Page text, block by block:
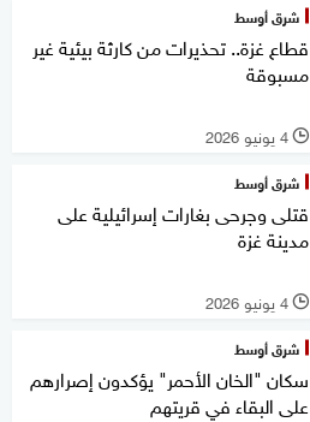
شرق أوسط
قطاع غزة.. تحذيرات من كارثة بيئية غير
مسبوقة
l 4 يونيو 2026
شرق أوسط
قتلى وجرحى بغارات إسرائيلية على
مدينة غزة
l 4 يونيو 2026
شرق أوسط
سكان "الخان الأحمر" يؤكدون إصرارهم
على البقاء في قريتهم